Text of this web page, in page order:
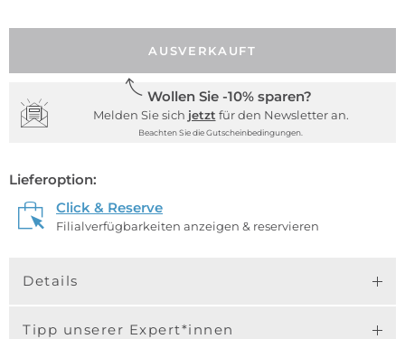
AUSVERKAUFT
Wollen Sie -10% sparen?
Melden Sie sich jetzt für den Newsletter an.
Beachten Sie die Gutscheinbedingungen.
Lieferoption:
Click & Reserve
Filialverfügbarkeiten anzeigen & reservieren
Details
Tipp unserer Expert*innen